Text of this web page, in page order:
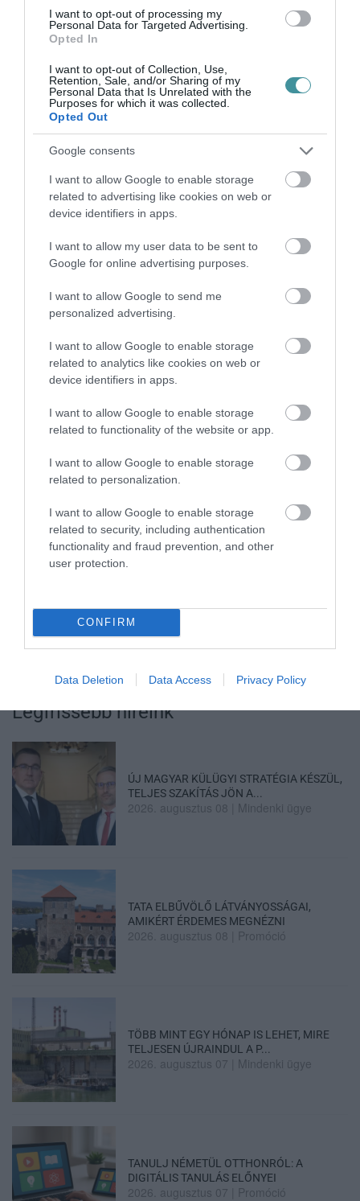
I want to opt-out of processing my
Personal Data for Targeted Advertising.
Opted In
I want to opt-out of Collection, Use,
Retention, Sale, and/or Sharing of my
Personal Data that Is Unrelated with the
Purposes for which it was collected.
Opted Out
Google consents
I want to allow Google to enable storage
related to advertising like cookies on web or
device identifiers in apps.
I want to allow my user data to be sent to
Google for online advertising purposes.
I want to allow Google to send me
personalized advertising.
I want to allow Google to enable storage
related to analytics like cookies on web or
device identifiers in apps.
I want to allow Google to enable storage
related to functionality of the website or app.
I want to allow Google to enable storage
related to personalization.
I want to allow Google to enable storage
related to security, including authentication
functionality and fraud prevention, and other
user protection.
CONFIRM
Data Deletion Data Access Privacy Policy
hogy az így elvett pénzek sorsa nem átlátható.
Szintén szerepel az állítások között, hogy az
intézményben több olyan oktató is taníthat, aki
nem rendelkezik megfelelő pedagógusi
végzettséggel.
Az ügyben megkerestük a Heves Vármegyei
Rendőr-főkapitányságot is. Válaszukban azt
az eset kapcsán az Egri
Rendőrkapitányság indított eljárást
,
azonban annak részleteiről jelenleg nem
adhatnak bővebb tájékoztatást.
Az Egri Ügyek az ügyben keresi az intézmény
vezetését és a fenntartó Hit Gyülekezetét s.
Amennyiben válasz érkezik, cikkünket
frissítjük.
Ne maradjon le a legfrissebb hírekről, kövessen
bennünket az EGRI ÜGYEK Google Hírek oldalán!
VISSZA A FŐOLDALRA
Legfrissebb híreink
ÚJ MAGYAR KÜLÜGYI STRATÉGIA KÉSZÜL,
TELJES SZAKÍTÁS JÖN A...
2026. augusztus 08 Mindenki ügye
TATA ELBŰVÖLŐ LÁTVÁNYOSSÁGAI,
AMIKÉRT ÉRDEMES MEGNÉZNI
2026. augusztus 08 Promóció
TÖBB MINT EGY HÓNAP IS LEHET, MIRE
TELJESEN ÚJRAINDUL A P...
2026. augusztus 07 Mindenki ügye
TANULJ NÉMETÜL OTTHONRÓL: A
DIGITÁLIS TANULÁS ELŐNYEI
2026. augusztus 07 Promóció